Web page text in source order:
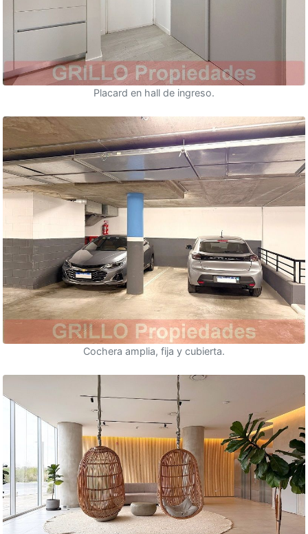
Placard en hall de ingreso.
Cochera amplia, fija y cubierta.